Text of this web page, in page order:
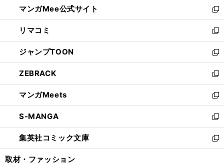
く
ド
ウ
で
開
く
ィ
ン
ド
ウ
で
開
く
い
ウ
ィ
ン
ド
ウ
で
開
く
マンガMee公式サイト
新
し
い
ウ
ィ
ン
ド
ウ
で
開
く
リマコミ
新
し
い
ウ
ィ
ン
ド
ウ
で
開
く
ジャンプTOON
新
し
い
ウ
ィ
ン
ド
ウ
で
開
ZEBRACK
新
し
い
ウ
ィ
ン
ド
ウ
マンガMeets
新
し
い
ウ
ィ
ン
S-MANGA
新
し
い
ウ
集英社コミック文庫
新
し
取材・ファッション